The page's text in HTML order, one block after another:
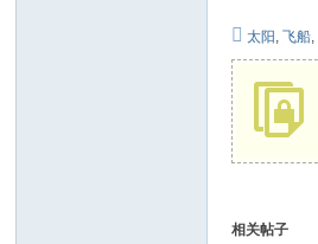
太阳 ,飞船,
相关帖子